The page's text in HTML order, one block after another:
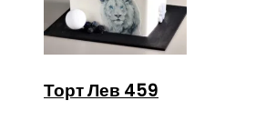
Торт Лев 459